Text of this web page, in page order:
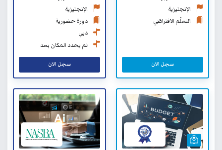
الإنجليزية
التعلّم الافتراضي
سجل الان
الإنجليزية
دورة حضورية
دبي
لم يحدد المكان بعد
سجل الان